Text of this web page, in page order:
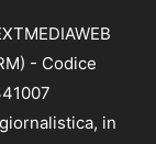
- Codice
in